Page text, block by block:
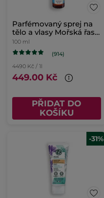
Parfémovaný sprej na
tělo a vlasy Mořská řasa
& motar přímořský
100 ml
(914)
4490 Kč / 1l
449.00 Kč
PŘIDAT DO
KOŠÍKU
-31%